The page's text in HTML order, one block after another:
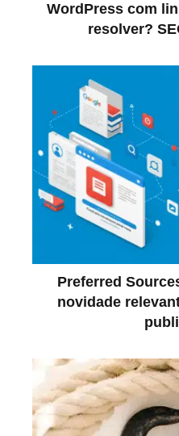
WordPress com
resolver?
Preferred
novidade